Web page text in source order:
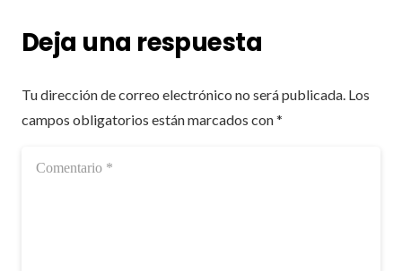
Deja una respuesta
Tu dirección de correo electrónico no será publicada. Los
campos obligatorios están marcados con*